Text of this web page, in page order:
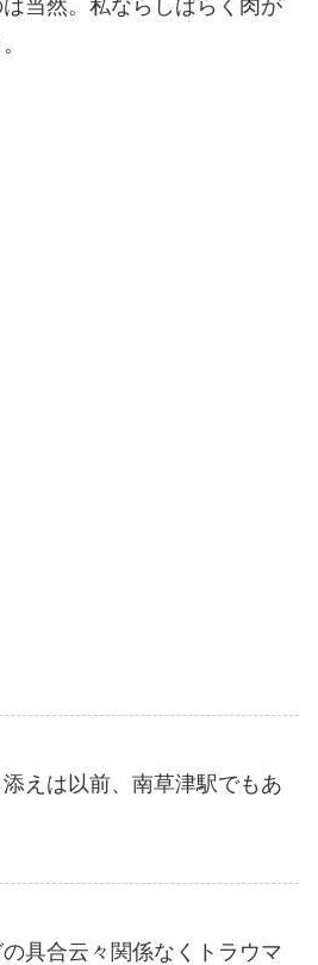
当然。私ならしばらく肉が
えは以前、南草津駅でもあ
具合云々関係なくトラウマ